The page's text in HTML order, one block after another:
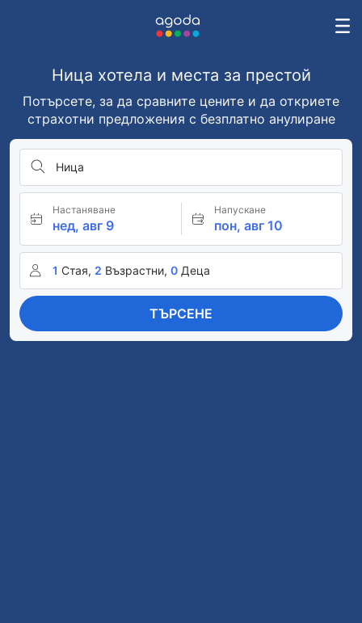
Ница хотела и места за престой
Потърсете, за да сравните цените и да откриете
страхотни предложения с безплатно анулиране
Ница
Настаняване
нед, авг 9
Напускане
пон, авг 10
1 Стая, 2 Възрастни, 0 Деца
ТЪРСЕНЕ